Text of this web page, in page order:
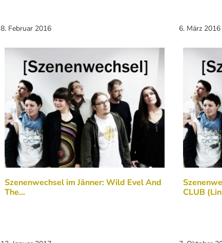
8. Februar 2016 6. März 2016
Szenenwechsel im Jänner: Wild Evel And
The…
CLUB